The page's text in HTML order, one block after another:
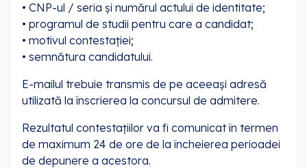
• CNP-ul / seria și numărul actului de identitate;
• programul de studii pentru care a candidat;
• motivul contestației;
• semnătura candidatului.
E-mailul trebuie transmis de pe aceeași adresă
utilizată la înscrierea la concursul de admitere.
Rezultatul contestațiilor va fi comunicat în termen
de maximum 24 de ore de la încheierea perioadei
de depunere a acestora.